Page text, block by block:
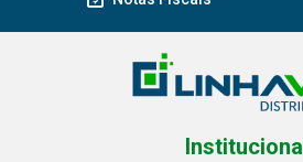
Institucional